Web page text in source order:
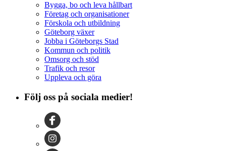
Bygga, bo och leva hållbart
Företag och organisationer
Förskola och utbildning
Göteborg växer
Jobba i Göteborgs Stad
Kommun och politik
Omsorg och stöd
Trafik och resor
Uppleva och göra
Följ oss på sociala medier!